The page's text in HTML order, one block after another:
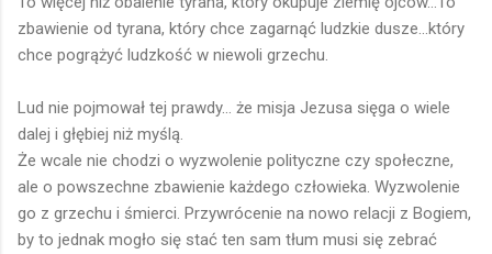
zbawienie od tyrana, który chce zagarnąć ludzkie dusze...który
chce pogrążyć ludzkość w niewoli grzechu.
Lud nie pojmował tej prawdy... że misja Jezusa sięga o wiele
dalej i głębiej niż myślą.
Że wcale nie chodzi o wyzwolenie polityczne czy społeczne,
ale o powszechne zbawienie każdego człowieka. Wyzwolenie
go z grzechu i śmierci. Przywrócenie na nowo relacji z Bogiem,
by to jednak mogło się stać ten sam tłum musi się zebrać